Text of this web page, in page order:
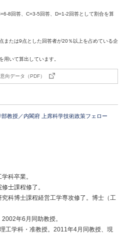
8回答、C=3-5回答、D=1-2回答として割合を算
または9点とした回答者が20％以上を占めている企
いて算出しています。
向データ（PDF）
教授／内閣府 上席科学技術政策フェロー
科卒業。
士課程修了。
科博士課程経営工学専攻修了。博士（工
年6月同助教授。
工学科・准教授。2011年4月同教授、現